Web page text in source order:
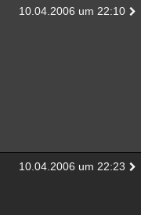
10.04.2006 um 22:10
10.04.2006 um 22:23